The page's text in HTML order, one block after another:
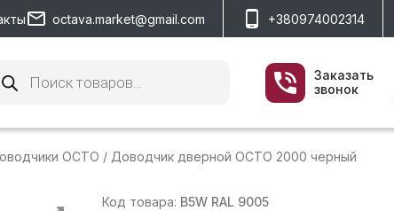
octava.market@gmail.com +380974002314
Заказать
звонок
OCTO / Доводчик дверной OCTO 2000 черный
Код товара: B5W RAL 9005